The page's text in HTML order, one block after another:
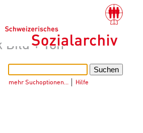
Bild + Ton
mehr Suchoptionen… Hilfe